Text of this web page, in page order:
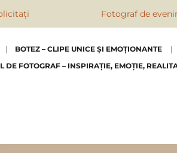
BOTEZ – CLIPE UNICE ȘI EMOȚIONANTE
DE FOTOGRAF – INSPIRAȚIE, EMOȚIE,
Fotograf de